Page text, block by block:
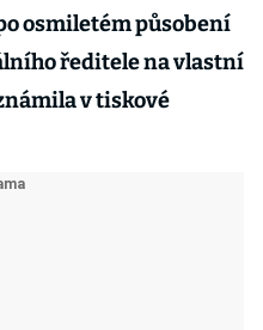
osmiletém působení
ředitele na vlastní
v tiskové